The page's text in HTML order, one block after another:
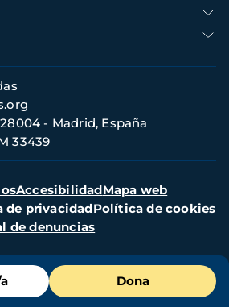
Dona
- Madrid, España
33439
AccesibilidadMapa web
de privacidadPolítica de cookies
de denuncias